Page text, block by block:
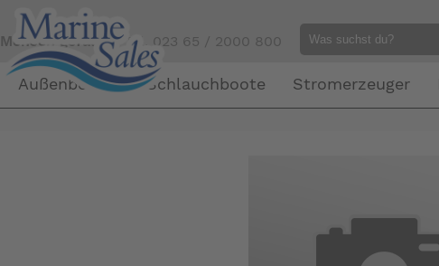
Mensch gefällig?Tel. 023 65 / 2000 800
Außenborder Schlauchboote Stromerzeuger